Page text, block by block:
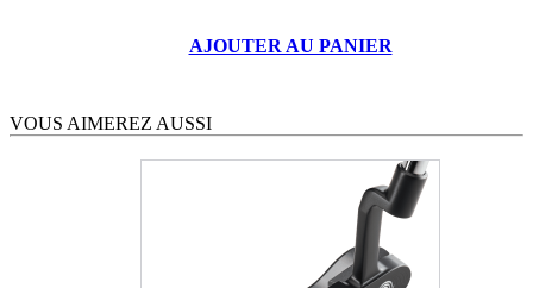
AJOUTER AU PANIER
VOUS AIMEREZ AUSSI